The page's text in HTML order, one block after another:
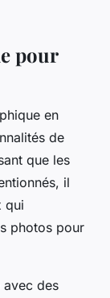
pour
en
de
que les
il
qui
photos pour
avec des